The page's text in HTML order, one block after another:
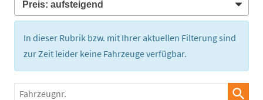
In dieser Rubrik bzw. mit Ihrer aktuellen Filterung sind
zur Zeit leider keine Fahrzeuge verfügbar.
Fahrzeugnr.